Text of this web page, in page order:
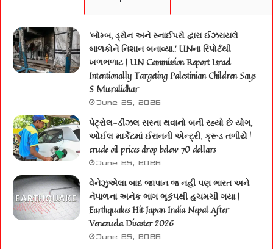
‘બોમ્બ, ડ્રોન અને સ્નાઈપરો દ્વારા ઈઝરાયલે
બાળકોને નિશાન બનાવ્યા..’ UNના રિપોર્ટથી
ખળભળાટ | UN Commission Report Israel
Intentionally Targeting Palestinian Children Says
S Muralidhar
June 25, 2026
પેટ્રોલ-ડીઝલ સસ્તા થવાનો બની રહ્યો છે યોગ,
ઓઈલ માર્કેટમાં ઈરાનની એન્ટ્રી, ક્રૂડ તળીયે |
crude oil prices drop below 70 dollars
June 25, 2026
વેનેઝુએલા બાદ જાપાન જ નહીં પણ ભારત અને
નેપાળના અનેક ભાગ ભૂકંપથી હચમચી ગયા |
Earthquakes Hit Japan India Nepal After
Venezuela Disaster 2026
June 25, 2026